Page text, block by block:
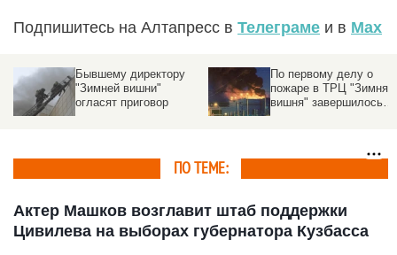
Подпишитесь на Алтапресс в Телеграме и в Max
Бывшему директору
"Зимней вишни"
огласят приговор
По первому делу о
пожаре в ТРЦ "Зимняя
вишня" завершилось
ПО ТЕМЕ:
Актер Машков возглавит штаб поддержки
Цивилева на выборах губернатора Кузбасса